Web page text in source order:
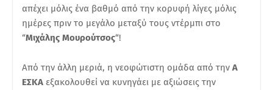
απέχει μόλις ένα βαθμό από την κορυφή λίγες μόλις
ημέρες πριν το μεγάλο μεταξύ τους ντέρμπι στο
“Μιχάλης Μουρούτσος“!
Από την άλλη μεριά, η νεοφώτιστη ομάδα από την Α
ΕΣΚΑ εξακολουθεί να κυνηγάει με αξιώσεις την